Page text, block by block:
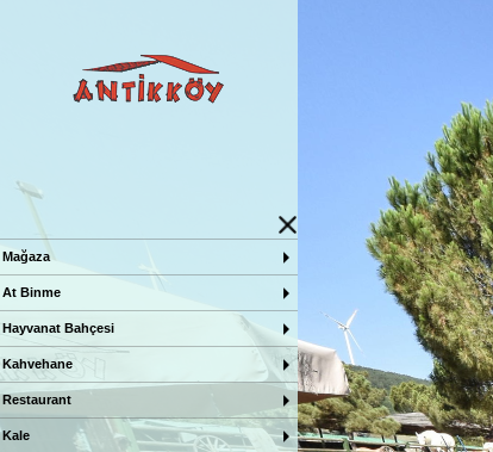
Mağaza
At Binme
Hayvanat Bahçesi
Kahvehane
Restaurant
Kale